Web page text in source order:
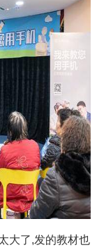
大了,发的教材也